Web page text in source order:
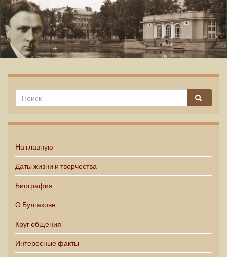
На главную
Даты жизни и творчества
Биография
О Булгакове
Круг общения
Интересные факты